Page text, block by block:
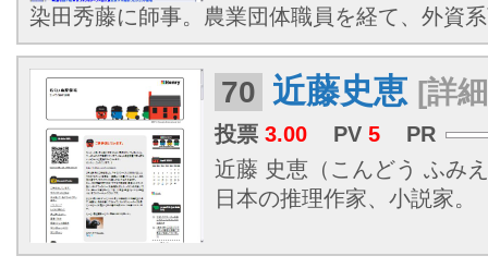
染田秀藤に師事。農業団体職員を経て、外
70 近藤史恵 [詳
投票 3.00 PV 5
PR
近藤 史恵（こんどう ふみ
日本の推理作家、小説家。